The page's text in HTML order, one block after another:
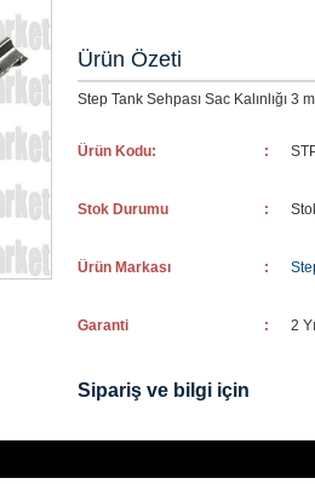
Ürün Özeti
Step Tank Sehpası Sac Kalınlığı 3
Ürün Kodu: :
Stok Durumu :
Ürün Markası :
Garanti : 2 Yıl
Sipariş ve bilgi için